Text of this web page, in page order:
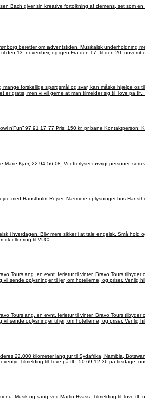
er blevet snydt? Har vi politiet i nærheden når vi føler, at vi har behov for hjælp? Mødet
Bowling Torsdage kl. 13.00 til 14.00 I ”Bowl n’Fun”
Kjær, 22 94 56 08. Vi efterlyser i øvrigt personer, som
Bustur til Kielerkanalen, den 11.08 - 13.08.2026 Arrangeret af Ældresagen
i hverdagen. Bliv mere sikker i at tale engelsk. Små
eller ring til VUC.